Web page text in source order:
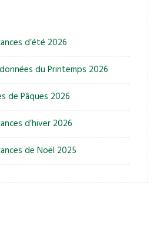
d’été 2026
du Printemps 2026
de Pâques 2026
d’hiver 2026
de Noël 2025